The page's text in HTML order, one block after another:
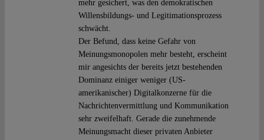
mehr gesichert, was den demokratischen
Willensbildungs- und Legitimationsprozess
schwächt.
Der Befund, dass keine Gefahr von
Meinungsmonopolen mehr besteht, erscheint
mir angesichts der bereits jetzt bestehenden
Dominanz einiger weniger (US-
amerikanischer) Digitalkonzerne für die
Nachrichtenvermittlung und Kommunikation
sehr zweifelhaft. Gerade die zunehmende
Meinungsmacht dieser privaten Anbieter